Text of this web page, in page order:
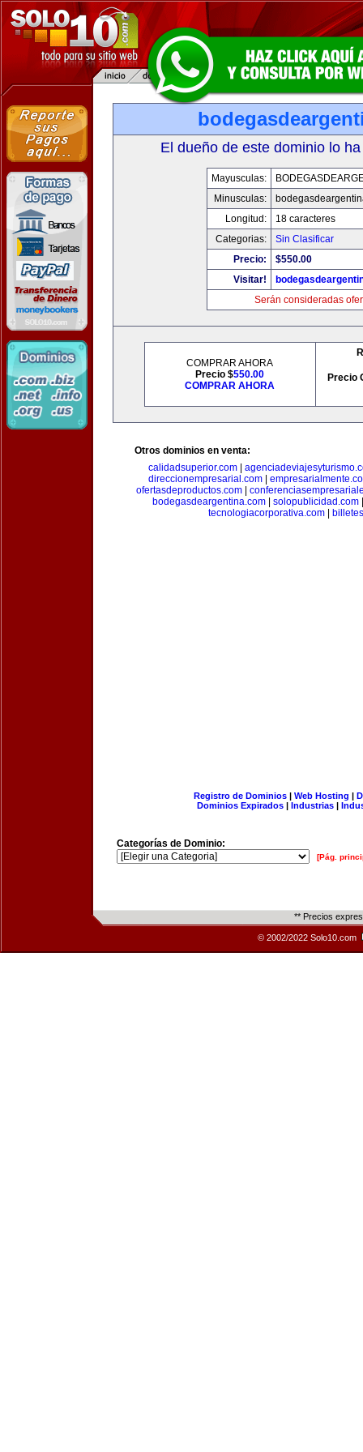
El dueño de este dominio lo
Mayusculas:
Minusculas:
Longitud:
18 caracteres
Categorias:
Sin Clasificar
Precio:
$550.00
Visitar!
Serán consideradas
COMPRAR AHORA
Precio $550.00
COMPRAR AHORA
Precio
Otros dominios en venta:
calidadsuperior.com|
direccionempresarial.com
ofertasdeproductos.com|
bodegasdeargentina.com| solopublicidad.com
tecnologiacorporativa.com
Registro de Dominios| Web Hosting |
Dominios Expirados | Industrias |
Categorías de Dominio:
[Pág.
** Precios
© 2002/2022 Solo10.com